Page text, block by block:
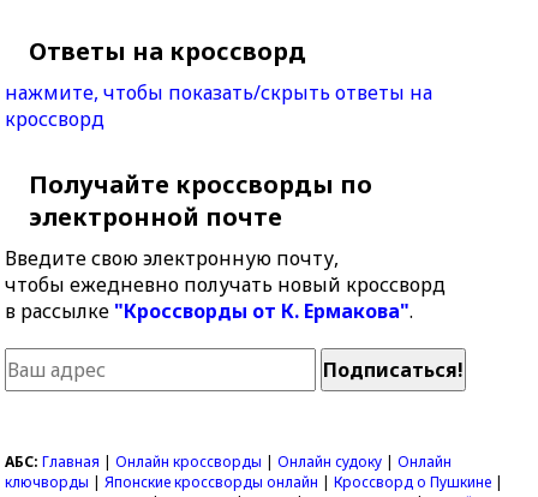
Ответы на кроссворд
нажмите, чтобы показать/скрыть ответы на
кроссворд
Получайте кроссворды по
электронной почте
Введите свою электронную почту,
чтобы ежедневно получать новый кроссворд
в рассылке "Кроссворды от К. Ермакова".
АБС: Главная |Онлайн кроссворды |Онлайн судоку |Онлайн
ключворды |Японские кроссворды онлайн |Кроссворд о Пушкине |